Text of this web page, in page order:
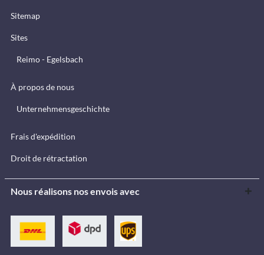
Sitemap
Sites
Reimo - Egelsbach
À propos de nous
Unternehmensgeschichte
Frais d'expédition
Droit de rétractation
Nous réalisons nos envois avec